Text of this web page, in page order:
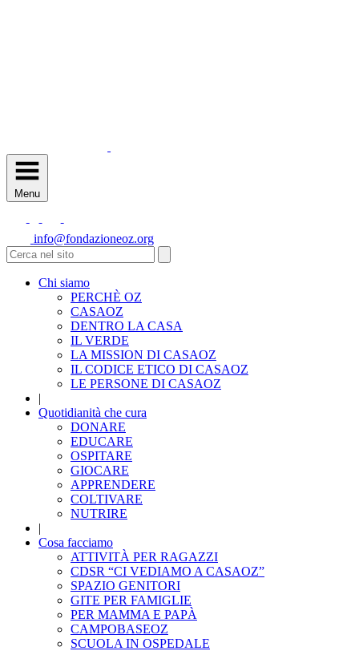
Menu
info@fondazioneoz.org
Chi siamo
PERCHÈ OZ
CASAOZ
DENTRO LA CASA
IL VERDE
LA MISSION DI CASAOZ
IL CODICE ETICO DI CASAOZ
LE PERSONE DI CASAOZ
|
Quotidianità che cura
DONARE
EDUCARE
OSPITARE
GIOCARE
APPRENDERE
COLTIVARE
NUTRIRE
|
Cosa facciamo
ATTIVITÀ PER RAGAZZI
CDSR “CI VEDIAMO A CASAOZ”
SPAZIO GENITORI
GITE PER FAMIGLIE
PER MAMMA E PAPÀ
CAMPOBASEOZ
SCUOLA IN OSPEDALE